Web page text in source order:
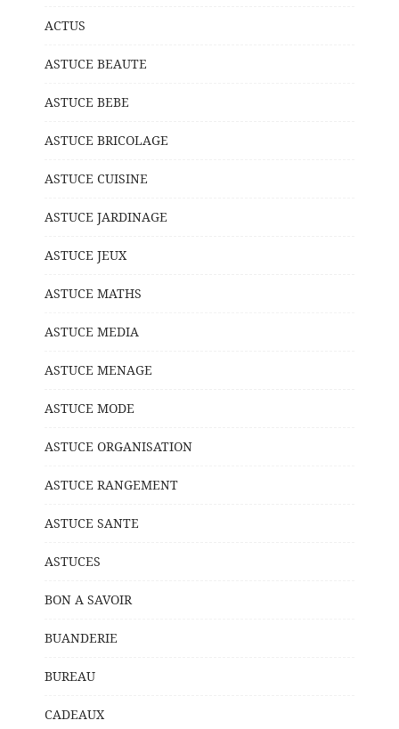
ACTUS
ASTUCE BEAUTE
ASTUCE BEBE
ASTUCE BRICOLAGE
ASTUCE CUISINE
ASTUCE JARDINAGE
ASTUCE JEUX
ASTUCE MATHS
ASTUCE MEDIA
ASTUCE MENAGE
ASTUCE MODE
ASTUCE ORGANISATION
ASTUCE RANGEMENT
ASTUCE SANTE
ASTUCES
BON A SAVOIR
BUANDERIE
BUREAU
CADEAUX